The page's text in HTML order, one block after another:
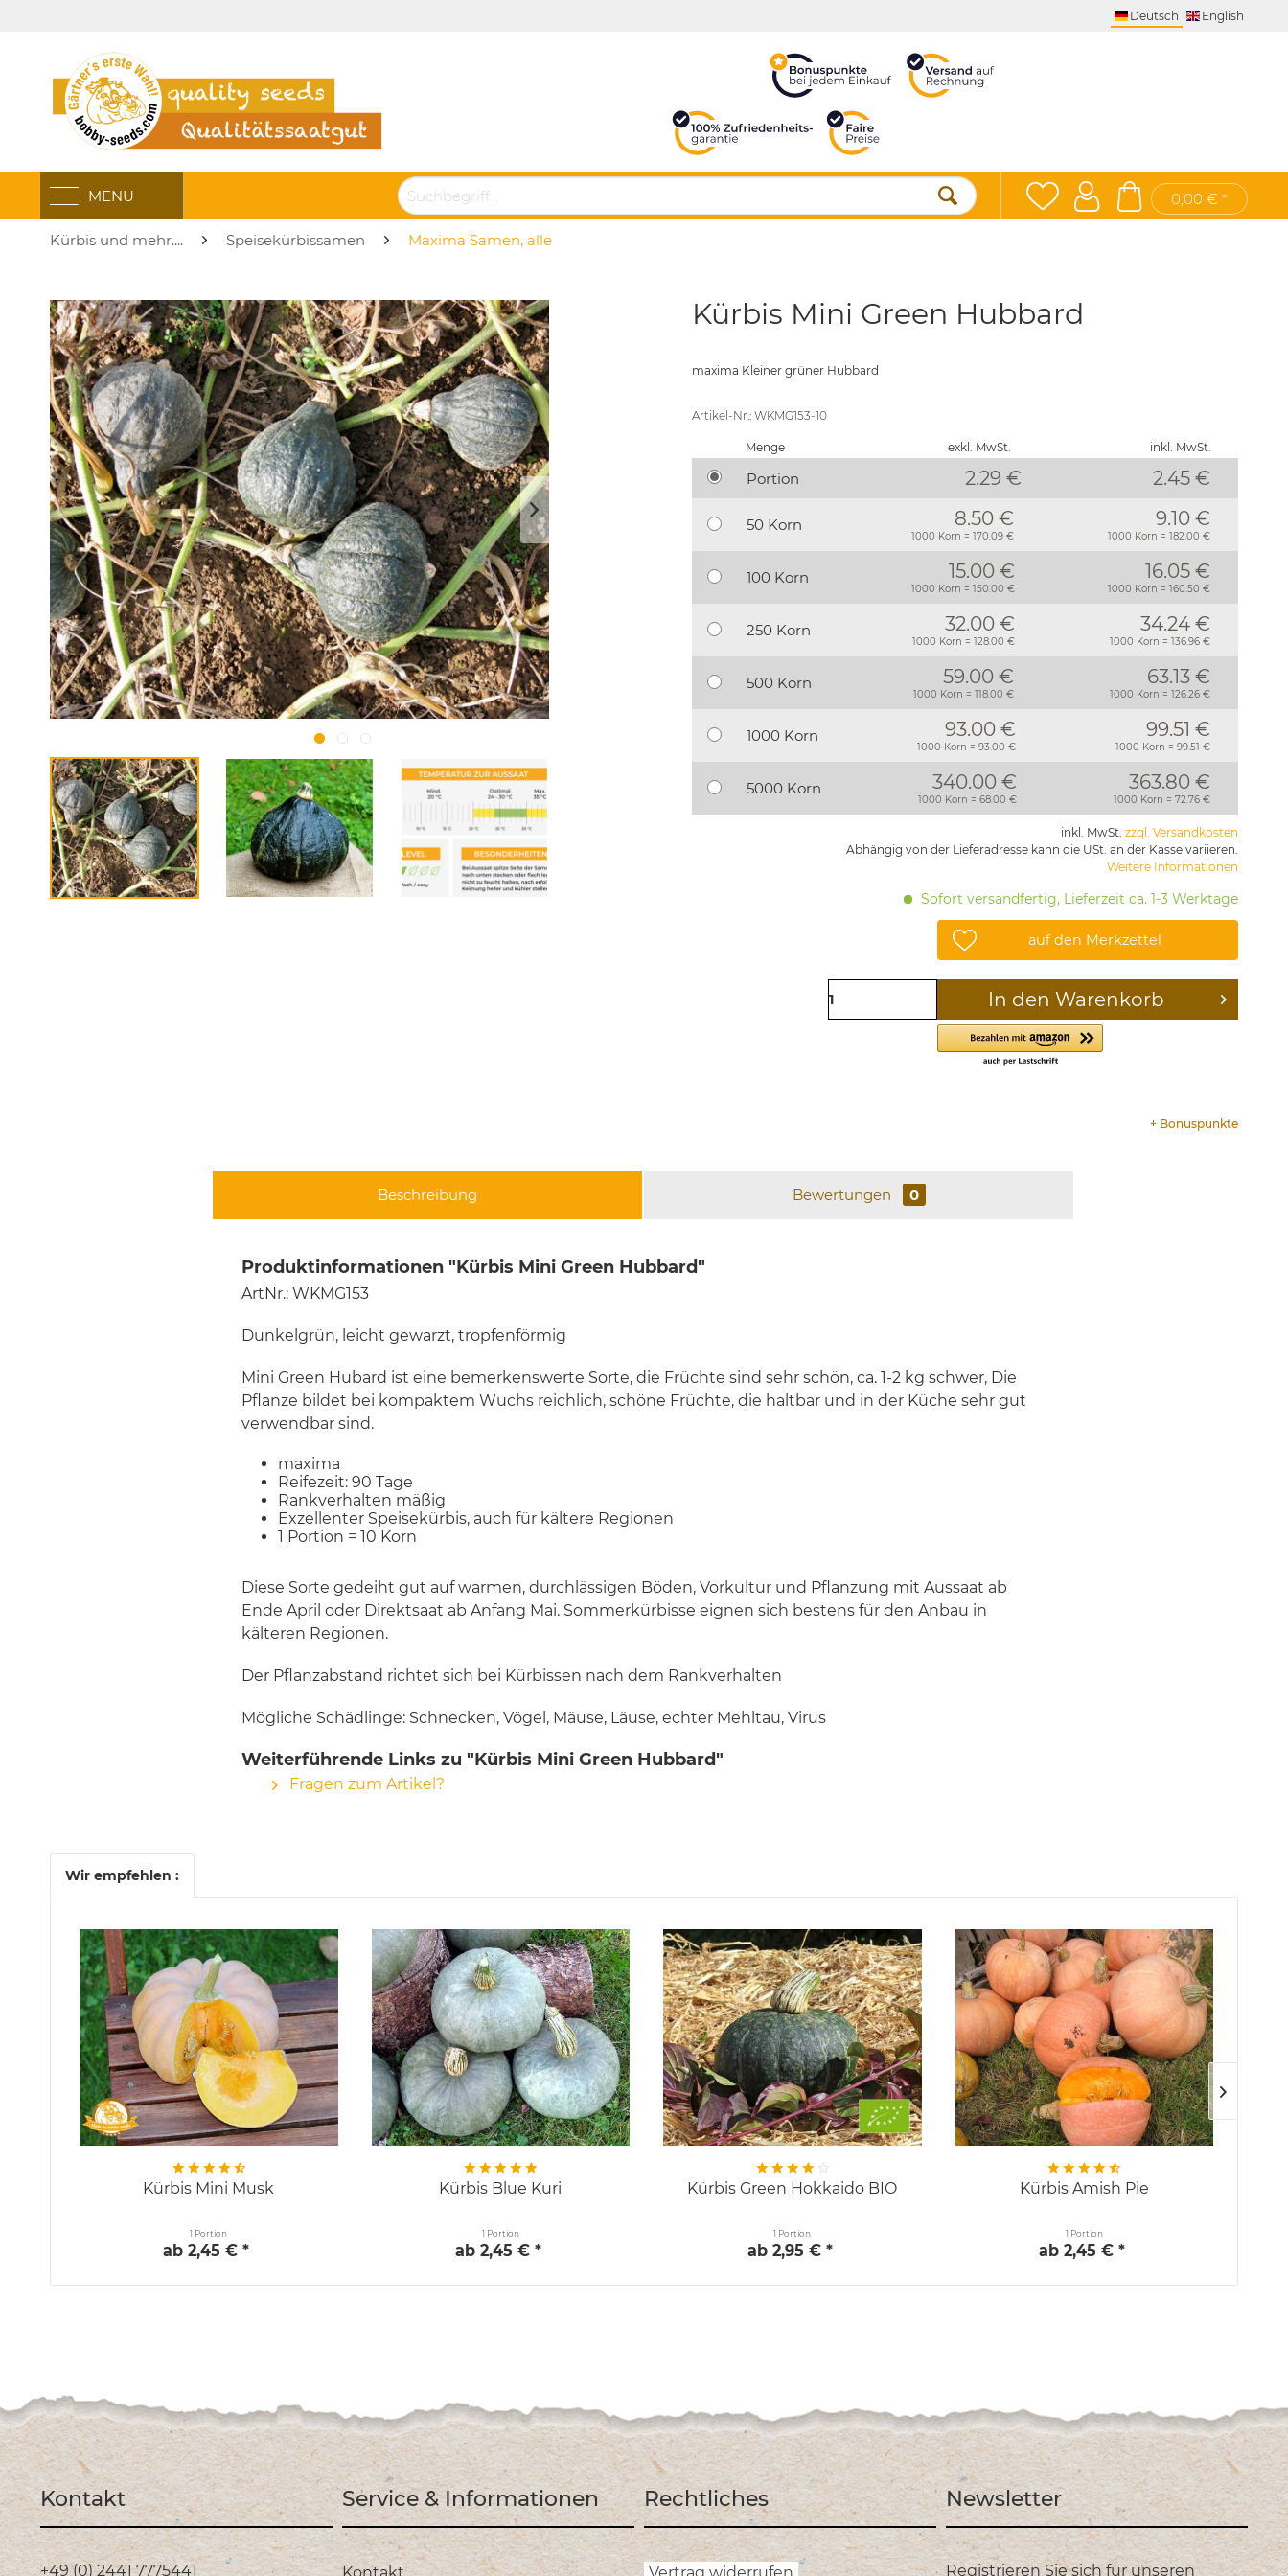
Deutsch English
MENU 0,00 € *
Kürbis und mehr.... Speisekürbissamen Maxima Samen, alle
Kürbis Mini Green Hubbard
maxima Kleiner grüner Hubbard
Artikel-Nr.: WKMG153-10
Menge exkl. MwSt. inkl. MwSt.
Portion 2.29 € 2.45€
50 Korn 8.50 €
1000 Korn = 170.09 €
9.10 €
1000 Korn = 182.00 €
100 Korn 15.00 €
1000 Korn = 150.00 €
16.05 €
1000 Korn = 160.50 €
250 Korn 32.00 €
1000 Korn = 128.00 €
34.24 €
1000 Korn = 136.96 €
500 Korn 59.00 €
1000 Korn = 118.00 €
63.13 €
1000 Korn = 126.26 €
1000 Korn 93.00 €
1000 Korn = 93.00 €
99.51 €
1000 Korn = 99.51 €
5000 Korn 340.00 €
1000 Korn = 68.00 €
363.80 €
1000 Korn = 72.76 €
inkl. MwSt. zzgl. Versandkosten
Abhängig von der Lieferadresse kann die USt. an der Kasse variieren.
Weitere Informationen
Sofort versandfertig, Lieferzeit ca. 1-3 Werktage
auf den Merkzettel
In den Warenkorb
+ Bonuspunkte
Beschreibung Bewertungen 0
Produktinformationen "Kürbis Mini Green Hubbard"
ArtNr.: WKMG153
Dunkelgrün, leicht gewarzt, tropfenförmig
Mini Green Hubard ist eine bemerkenswerte Sorte, die Früchte sind sehr schön, ca. 1-2 kg schwer, Die
Pflanze bildet bei kompaktem Wuchs reichlich, schöne Früchte, die haltbar und in der Küche sehr gut
verwendbar sind.
maxima
Reifezeit: 90 Tage
Rankverhalten mäßig
Exzellenter Speisekürbis, auch für kältere Regionen
1 Portion = 10 Korn
Diese Sorte gedeiht gut auf warmen, durchlässigen Böden, Vorkultur und Pflanzung mit Aussaat ab
Ende April oder Direktsaat ab Anfang Mai. Sommerkürbisse eignen sich bestens für den Anbau in
kälteren Regionen.
Der Pflanzabstand richtet sich bei Kürbissen nach dem Rankverhalten
Mögliche Schädlinge: Schnecken, Vögel, Mäuse, Läuse, echter Mehltau, Virus
Weiterführende Links zu "Kürbis Mini Green Hubbard"
Fragen zum Artikel?
Wir empfehlen :
Kürbis Mini Musk
1 Portion
ab 2,45 € *
Kürbis Blue Kuri
1 Portion
ab 2,45 € *
Kürbis Green Hokkaido BIO
1 Portion
ab 2,95 € *
Kürbis Amish Pie
1 Portion
ab 2,45 € *
Kontakt
+49 (0) 2441 7775441
Service & Informationen Rechtliches Newsletter
Registrieren Sie sich für unseren